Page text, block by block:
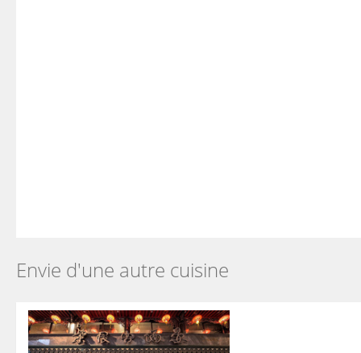
Envie d'une autre cuisine